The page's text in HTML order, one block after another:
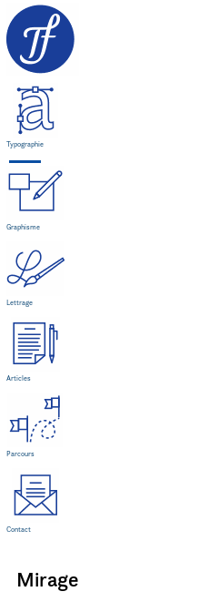
Typographie
Graphisme
Lettrage
Articles
Parcours
Contact
Mirage